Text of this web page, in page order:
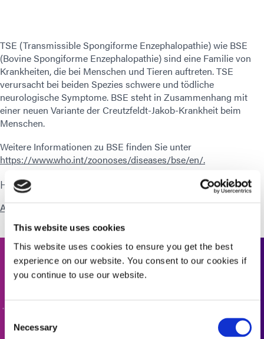
This website uses cookies
This website uses cookies to ensure you get the best
experience on our website. You consent to our cookies if
you continue to use our website.
Selection
Necessary
TSE (Transmissible Spongiforme Enzephalopathie) wie BSE
(Bovine Spongiforme Enzephalopathie) sind eine Familie von
Krankheiten, die bei Menschen und Tieren auftreten. TSE
verursacht bei beiden Spezies schwere und tödliche
neurologische Symptome. BSE steht in Zusammenhang mit
einer neuen Variante der Creutzfeldt-Jakob-Krankheit beim
Menschen.
Weitere Informationen zu BSE finden Sie unter
https://www.who.int/zoonoses/diseases/bse/en/.
Herunterladen
Animal Derived Ingredients
Kontaktieren Sie uns